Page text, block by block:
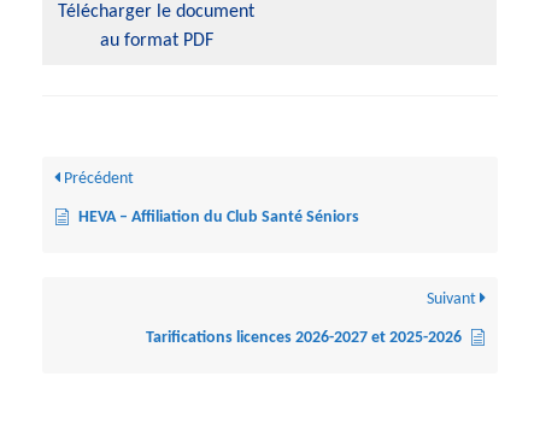
Télécharger le document
au format PDF
Précédent
HEVA – Affiliation du Club Santé Séniors
Suivant
Tarifications licences 2026-2027 et 2025-2026